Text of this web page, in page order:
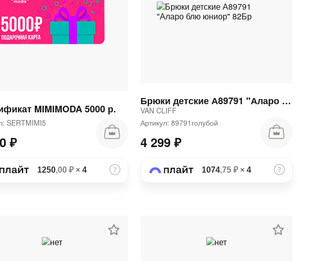
MIMIMODA 5000 р.
SERTMIMI5
₽
1250,00 ₽× 4
Брюки детские А89791 "Аларо блю юниор" 82Бр
VAN CLIFF
Артикул: 89791голубой
4 299 ₽
1074,75 ₽× 4